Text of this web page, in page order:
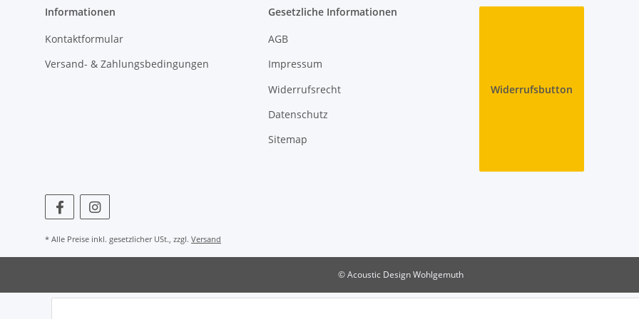
Informationen
Kontaktformular
Versand- & Zahlungsbedingungen
Gesetzliche Informationen
AGB
Impressum
Widerrufsrecht
Datenschutz
Sitemap
Widerrufsbutton
* Alle Preise inkl. gesetzlicher USt., zzgl. Versand
© Acoustic Design Wohlgemuth